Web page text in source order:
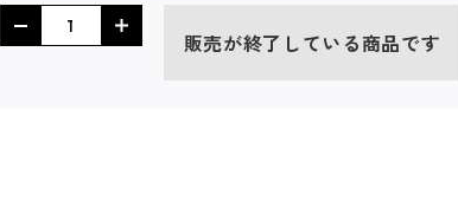
販売が終了している商品です